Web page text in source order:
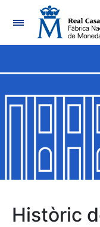
Mostra/Amaga
Mostra/Amaga
Mostra/Amaga
Històric